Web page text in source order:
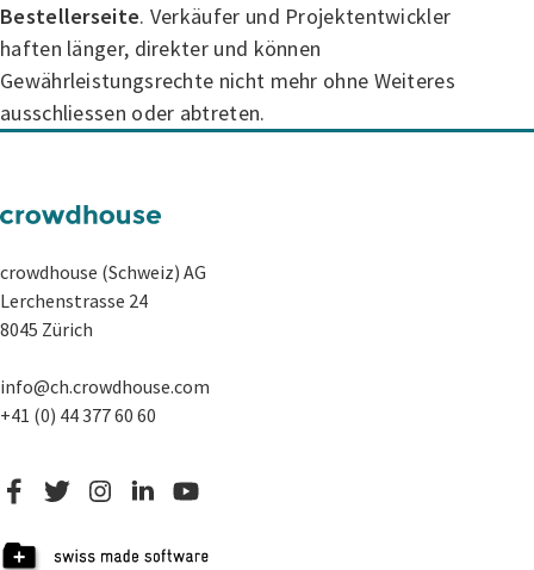
Bestellerseite. Verkäufer und Projektentwickler
haften länger, direkter und können
Gewährleistungsrechte nicht mehr ohne Weiteres
ausschliessen oder abtreten.
crowdhouse (Schweiz) AG
Lerchenstrasse 24
8045 Zürich
info@ch.crowdhouse.com
+41 (0) 44 377 60 60